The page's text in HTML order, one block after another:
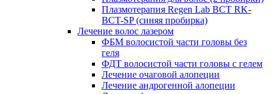
Плазмотерапия Regen Lab BCT RK-
BCT-SP (синяя пробирка)
Лечение волос лазером
ФБМ волосистой части головы без
геля
ФДТ волосистой части головы с гелем
Лечение очаговой алопеции
Лечение андрогенной алопеции